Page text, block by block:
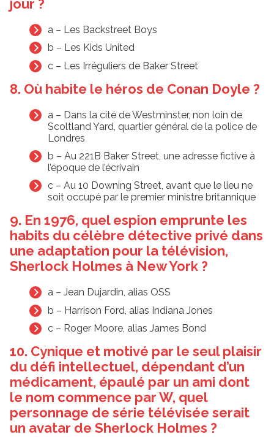
jour ?
a – Les Backstreet Boys
b – Les Kids United
c – Les Irréguliers de Baker Street
8. Où habite le héros de Conan Doyle ?
a – Dans la cité de Westminster, non loin de
Scoltland Yard, quartier général de la police de
Londres
b – Au 221B Baker Street, une adresse fictive à
l’époque de l’écrivain
c – Au 10 Downing Street, avant que le lieu ne
soit occupé par le premier ministre britannique
9. En 1976, quel espion emprunte les
habits du célèbre détective privé dans
une adaptation pour la télévision,
Sherlock Holmes à New York ?
a – Jean Dujardin, alias OSS
b – Harrison Ford, alias Indiana Jones
c – Roger Moore, alias James Bond
10. Cynique et motivé par le seul plaisir
du défi intellectuel, dépendant d’un
médicament, épaulé par un ami dont
le nom commence par W, quel
personnage de série télévisée serait
un avatar de Sherlock Holmes ?